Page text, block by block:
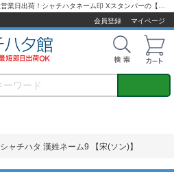
会員登録
マイページ
シャチハタ 漢姓ネーム9 【宋(ソン)】